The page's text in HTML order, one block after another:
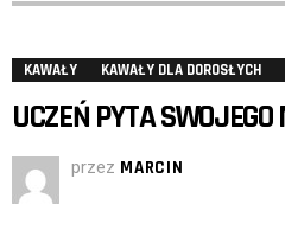
KAWAŁY KAWAŁY DLA DOROSŁYCH
UCZEŃ PYTA
przez MARCIN